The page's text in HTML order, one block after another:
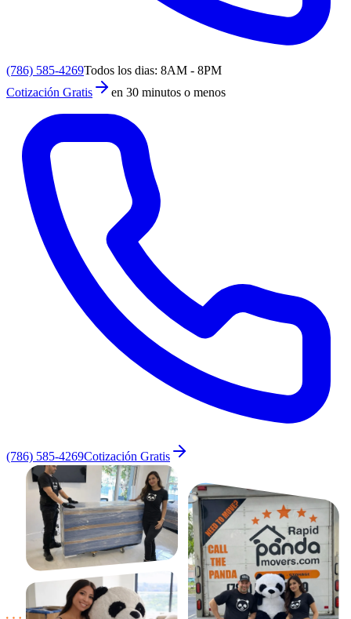
(786) 585-4269Todos los dias: 8AM - 8PM
Cotización Gratis
en 30 minutos o menos
(786) 585-4269Cotización Gratis